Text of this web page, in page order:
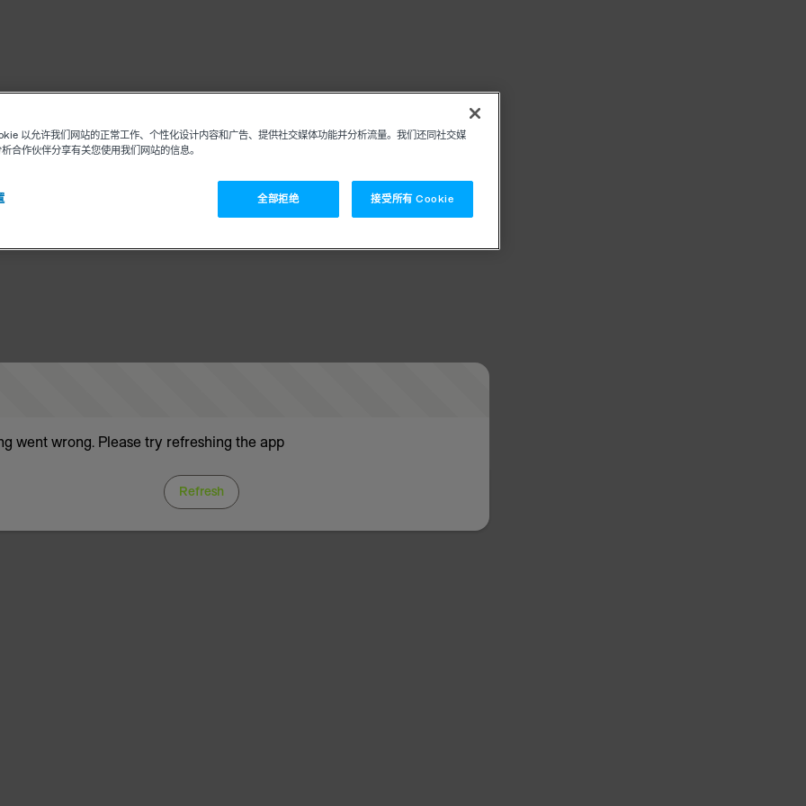
went wrong. Please try refreshing the app
Refresh
以允许我们网站的正常工作、个性化设计内容和广告、提供社交媒体功能并分析流量。我们还同社交媒
合作伙伴分享有关您使用我们网站的信息。
全部拒绝 接受所有 Cookie